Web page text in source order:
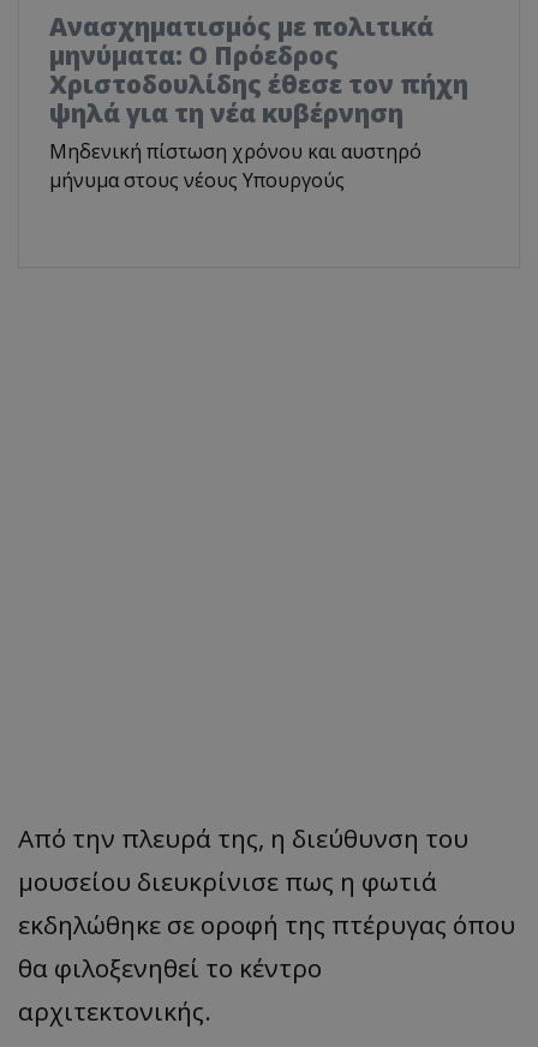
Ανασχηματισμός με πολιτικά
μηνύματα: Ο Πρόεδρος
Χριστοδουλίδης έθεσε τον πήχη
ψηλά για τη νέα κυβέρνηση
Μηδενική πίστωση χρόνου και αυστηρό
μήνυμα στους νέους Υπουργούς
Από την πλευρά της, η διεύθυνση του
μουσείου διευκρίνισε πως η φωτιά
εκδηλώθηκε σε οροφή της πτέρυγας όπου
θα φιλοξενηθεί το κέντρο
αρχιτεκτονικής.